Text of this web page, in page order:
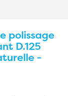
polissage
D.125
-